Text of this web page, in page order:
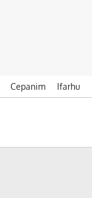
Cepanim Ifarhu